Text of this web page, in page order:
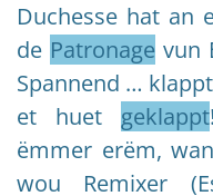
Duchesse hat an
de Patronage vun
Spannend …
et huet geklappt
ëmmer erëm,
wou Remixer